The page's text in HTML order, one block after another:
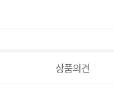
상품의견